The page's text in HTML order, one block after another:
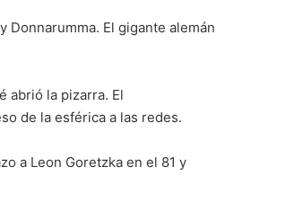
El gigante alemán
abrió la pizarra. El
de la esférica a las redes.
a Leon Goretzka en el 81 y